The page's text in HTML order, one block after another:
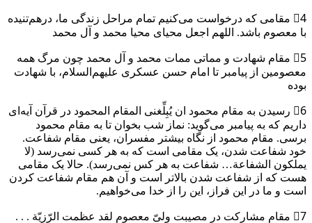
4⃣ مقامی که درخواست می‌کنیم تمام مراحل زندگی ما، درهم‌تنیده
با معصوم باشد. اللهم اجعل محیای محیا محمد و آل محمد
5⃣ مقام شهادت و مماتی ممات محمد و آل محمد چون مرگ همه
معصومین از پیامبر تا امام حسن عسکری علیهم‌السلام، با شهادت
بوده
6⃣ رسیدن به مقام محمود ان یُبِلِّغنی المقام المحمود در قرآن آیه‌ای
داریم که به پیامبر می‌گوید: نماز شب بخوان تا به مقام محمود
برسی. مقام محمود از نگاه بیشتر مفسران، یعنی مقام شفاعت.
خود شفاعت شدن، یک مقامی است که به هر کسی نمی‌رسد (لا
یملکون الشفاعة… شفاعت به هر کس نمی‌رسد). حالا یک مقامی
هست که از شفاعت‌ شدن بالاتر است و آن هم مقام شفاعت‌ کردن
است و ما در این فراز، این را از خدا می‌خواهیم.
7⃣ مقام مشارکت در مصیبت ولیّ معصوم لقد عظمت الرّزِیّة . . .